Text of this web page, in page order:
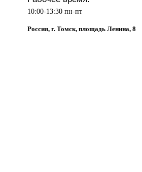
10:00-13:30 пн-пт
Россия, г. Томск, площадь Ленина, 8